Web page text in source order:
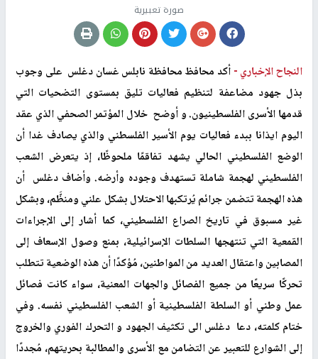
صورة تعبيرية
النجاح الإخباري -أكد محافظ محافظة نابلس غسان دغلس على وجوب
بذل جهود مضاعفة لتنظيم فعاليات تليق بمستوى التضحيات التي
قدمها الأسرى الفلسطينيون. و أوضح خلال المؤتمر الصحفي الذي عقد
اليوم ايذانا ببدء فعاليات يوم الأسير الفلسطني والذي يصادف غدا أن
الوضع الفلسطيني الحالي يشهد تفاقمًا ملحوظًا، إذ يتعرض الشعب
الفلسطيني لهجمة شاملة تستهدف وجوده وأرضه. وأضاف دغلس أن
هذه الهجمة تتضمن جرائم يُرتكبها الاحتلال بشكل علني ومنظَّم، وبشكل
غير مسبوق في تاريخ الصراع الفلسطيني، كما أشار إلى الإجراءات
القمعية التي تنتهجها السلطات الإسرائيلية، بمنع وصول الإسعاف إلى
المصابين واعتقال العديد من المواطنين، مُؤكدًا أن هذه الوضعية تتطلب
تحركًا سريعًا من جميع الفصائل والجهات المعنية، سواء كانت فصائل
عمل وطني أو السلطة الفلسطينية أو الشعب الفلسطيني نفسه. وفي
ختام كلمته، دعا دغلس الى تكثيف الجهود و التحرك الفوري والخروج
إلى الشوارع للتعبير عن التضامن مع الأسرى والمطالبة بحريتهم، مُجددًا